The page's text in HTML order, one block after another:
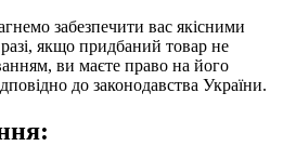
забезпечити вас якісними
якщо придбаний товар не
ви маєте право на його
до законодавства України.